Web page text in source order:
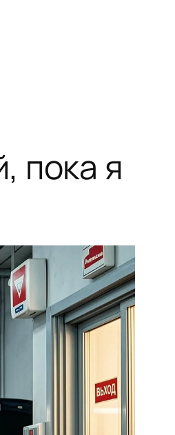
пока я